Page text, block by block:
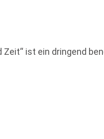
Zeit“ ist ein dringend